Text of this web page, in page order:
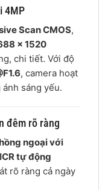
4MP
Scan CMOS,
× 1520
chi tiết. Với độ
, camera hoạt
sáng yếu.
đêm rõ ràng
ngoại với
ICR tự động
rõ ràng cả ngày